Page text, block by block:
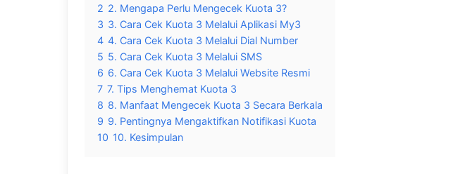
2 2. Mengapa Perlu Mengecek Kuota 3?
3 3. Cara Cek Kuota 3 Melalui Aplikasi My3
4 4. Cara Cek Kuota 3 Melalui Dial Number
5 5. Cara Cek Kuota 3 Melalui SMS
6 6. Cara Cek Kuota 3 Melalui Website Resmi
7 7. Tips Menghemat Kuota 3
8 8. Manfaat Mengecek Kuota 3 Secara Berkala
9 9. Pentingnya Mengaktifkan Notifikasi Kuota
10 10. Kesimpulan